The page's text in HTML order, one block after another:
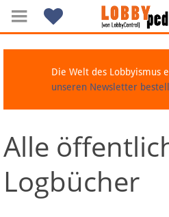
Navigation
Über Lobbypedia
Die Welt des Lobbyismus
unseren Newsletter
Alle
Logbücher